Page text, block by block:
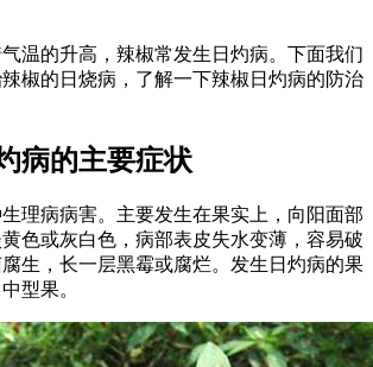
温的升高，辣椒常发生日灼病。下面我们
椒的日烧病，了解一下辣椒日灼病的防治
病的主要症状
理病病害。主要发生在果实上，向阳面部
色或灰白色，病部表皮失水变薄，容易破
生，长一层黑霉或腐烂。发生日灼病的果
型果。